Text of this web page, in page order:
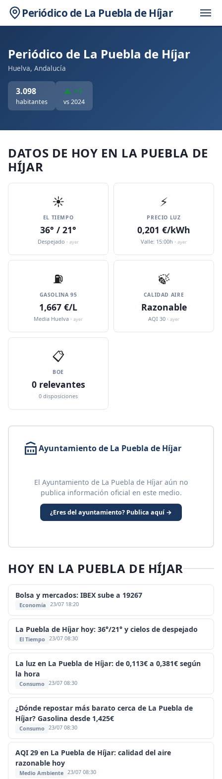
Periódico de La Puebla de Híjar
Periódico de La Puebla de Híjar
Huelva, Andalucía
3.098
habitantes
▲ +1
vs 2024
DATOS DE HOY EN LA PUEBLA DE
HÍJAR
☀️
EL TIEMPO
36° / 21°
Despejado · ayer
⚡
PRECIO LUZ
0,201 €/kWh
Valle: 15:00h · ayer
⛽️
GASOLINA 95
1,667 €/L
Media Huelva · ayer
🍃
CALIDAD AIRE
Razonable
AQI 30 · ayer
📋
BOE
0 relevantes
0 disposiciones
Ayuntamiento de La Puebla de Híjar
El Ayuntamiento de La Puebla de Híjar aún no
publica información oficial en este medio.
¿Eres del ayuntamiento? Publica aquí →
HOY EN LA PUEBLA DE HÍJAR
Bolsa y mercados: IBEX sube a 19267
Economía 23/07 18:20
La Puebla de Híjar hoy: 36°/21° y cielos de despejado
El Tiempo 23/07 08:30
La luz en La Puebla de Híjar: de 0,113€ a 0,381€ según
la hora
Consumo 23/07 08:30
¿Dónde repostar más barato cerca de La Puebla de
Híjar? Gasolina desde 1,425€
Consumo 23/07 08:30
AQI 29 en La Puebla de Híjar: calidad del aire
razonable hoy
Medio Ambiente 23/07 08:30